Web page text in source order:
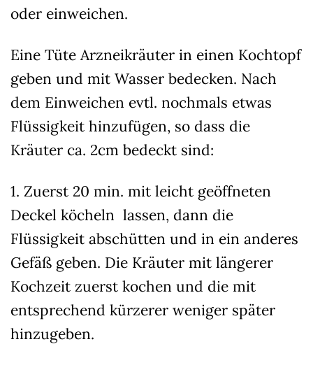
oder einweichen.
Eine Tüte Arzneikräuter in einen Kochtopf
geben und mit Wasser bedecken. Nach
dem Einweichen evtl. nochmals etwas
Flüssigkeit hinzufügen, so dass die
Kräuter ca. 2cm bedeckt sind:
1. Zuerst 20 min. mit leicht geöffneten
Deckel köcheln lassen, dann die
Flüssigkeit abschütten und in ein anderes
Gefäß geben. Die Kräuter mit längerer
Kochzeit zuerst kochen und die mit
entsprechend kürzerer weniger später
hinzugeben.
die Verwendung Ihrer Daten finden Sie in unserer
Datenschutzerklärung.
Sie können Ihre Einwilligung zu ganzen Kategorien geben
oder sich weitere Informationen anzeigen lassen und so nur
bestimmte Cookies auswählen.
Alle akzeptieren Speichern
Nur essenzielle Cookies akzeptieren
Datenschutzeinstellungen
Essenziell (1)
Essenzielle Cookies ermöglichen grundlegende Funktionen und sind für
Externe Medien (7)
Inhalte von Videoplattformen und Social-Media-Plattformen werden
standardmäßig blockiert. Wenn Cookies von externen Medien
Einwilligung mehr.